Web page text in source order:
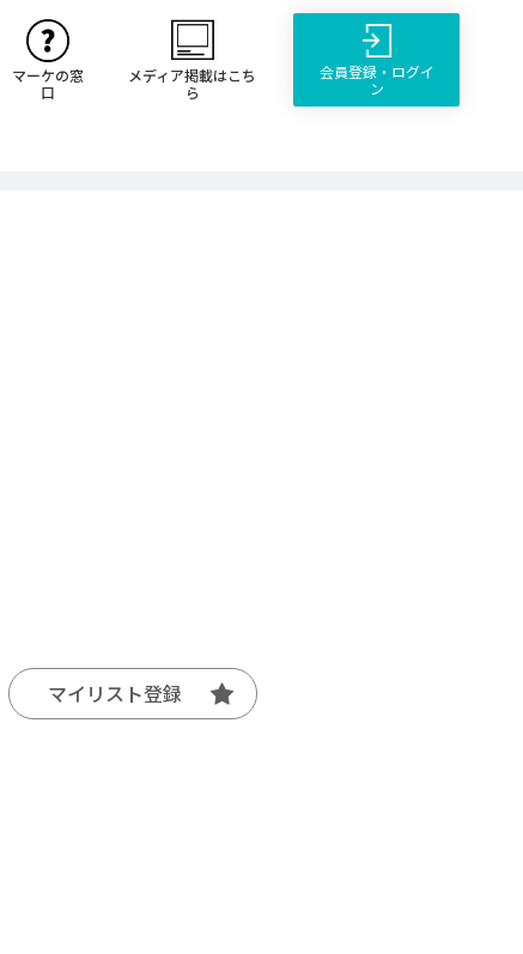
マーケの窓
口
メディア掲載はこち
ら
会員登録・ログイ
ン
マイリスト登録